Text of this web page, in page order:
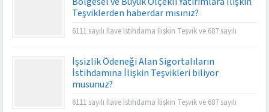
Teşviklerden haberdar mısınız?
6111 sayılı İlave İstihdama İlişkin Teşvik ve 687 sayılı
sağlamaktadır.
İşsizlik Ödeneği Alan Sigortalıların
İstihdamına İlişkin Teşvikleri biliyor
musunuz?
6111 sayılı İlave İstihdama İlişkin Teşvik ve 687 sayılı